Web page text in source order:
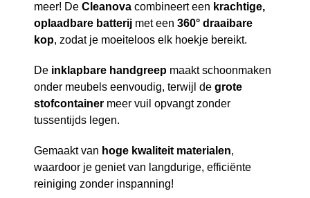
meer! DeCleanova combineert een krachtige,
oplaadbare batterij met een360° draaibare
kop, zodat je moeiteloos elk hoekje bereikt.
De inklapbare handgreep maakt schoonmaken
onder meubels eenvoudig, terwijl degrote
stofcontainer meer vuil opvangt zonder
tussentijds legen.
Gemaakt van hoge kwaliteit materialen,
waardoor je geniet van langdurige, efficiënte
reiniging zonder inspanning!